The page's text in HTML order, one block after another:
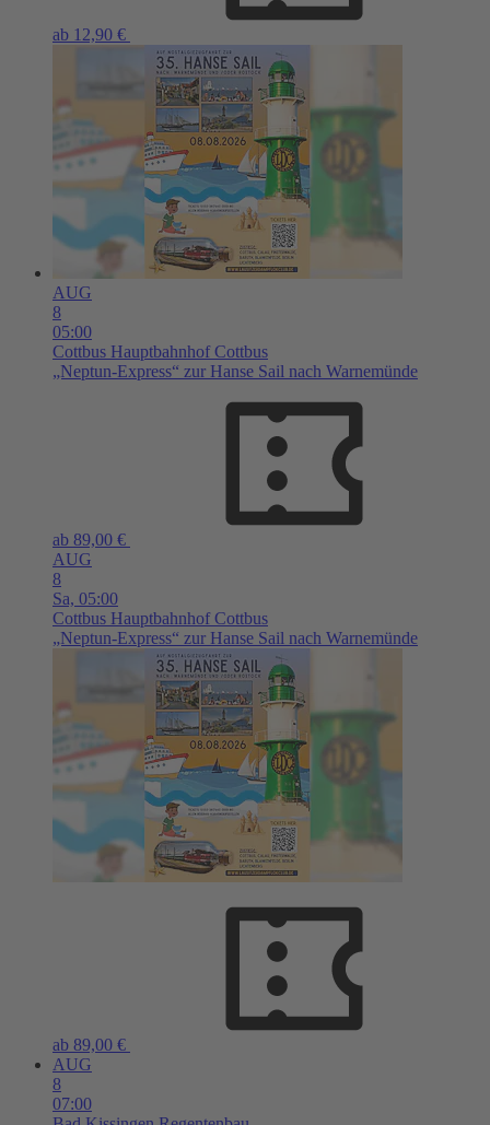
ab 12,90 €
AUG
8
05:00
Cottbus Hauptbahnhof Cottbus
„Neptun-Express“ zur Hanse Sail nach Warnemünde
ab 89,00 €
AUG
8
Sa, 05:00
Cottbus Hauptbahnhof Cottbus
„Neptun-Express“ zur Hanse Sail nach Warnemünde
ab 89,00 €
AUG
8
07:00